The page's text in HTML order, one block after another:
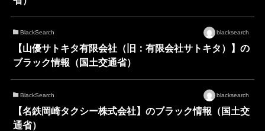
BlackSearch blacksearch
【山優サトキタ有限会社（旧：有限会社サトキタ）】の
ブラック情報（国土交通省）
BlackSearch blacksearch
【名鉄岡崎タクシー株式会社】のブラック情報（国土交
通省）